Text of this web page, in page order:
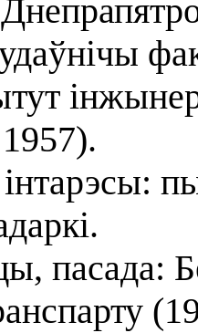
пасада: